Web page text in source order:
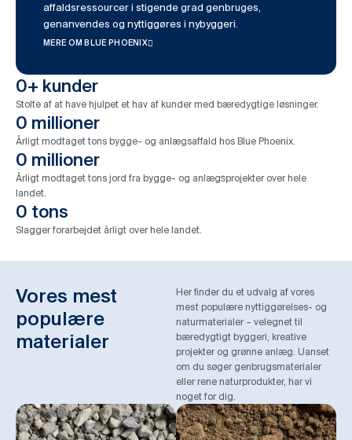
affaldsressourcer i stigende grad genbruges,
genanvendes og nyttiggøres i nybyggeri.
MERE OM BLUE PHOENIX
Stolte af at have hjulpet et hav af kunder med bæredygtige løsninger.
0+ kunder
Årligt modtaget tons bygge- og anlægsaffald hos Blue Phoenix.
0 millioner
Årligt modtaget tons jord fra bygge- og anlægsprojekter over hele
landet.
0 millioner
Slagger forarbejdet årligt over hele landet.
0 tons
Vores mest
populære
materialer
Her finder du et udvalg af vores
mest populære nyttiggørelses- og
naturmaterialer – velegnet til
bæredygtigt byggeri, kreative
projekter og grønne anlæg. Uanset
om du søger genbrugsmaterialer
eller rene naturprodukter, har vi
noget for dig.